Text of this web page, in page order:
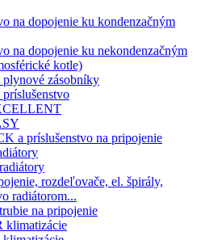
na dopojenie ku kondenzačným
na dopojenie ku nekondenzačným
kotle)
plynové zásobníky
a príslušenstvo na pripojenie
rozdeľovače, el. špirály,
radiátorom...
na pripojenie
klimatizácie